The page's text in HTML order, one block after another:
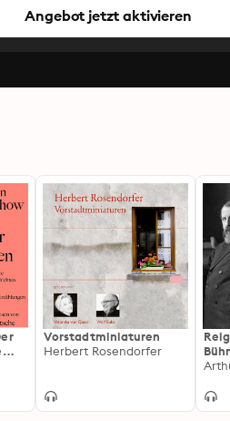
Angebot jetzt aktivieren
Vorstadtminiaturen
Herbert Rosendorfer